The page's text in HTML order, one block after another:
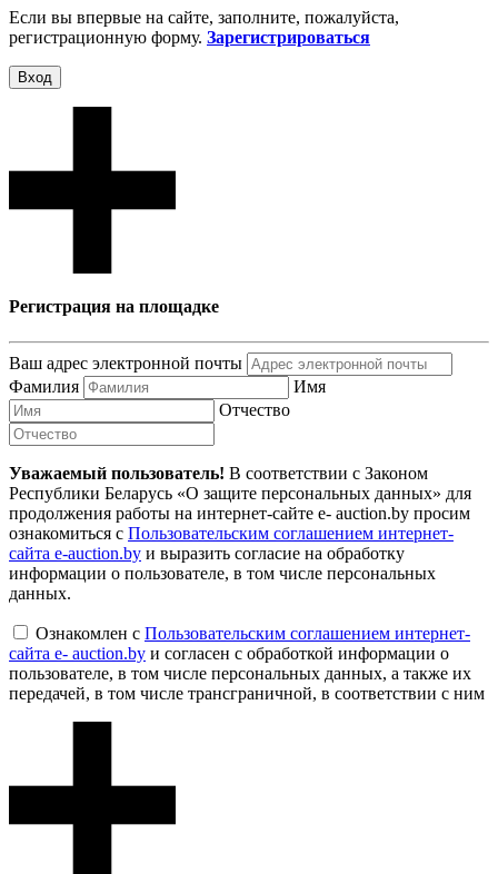
Если вы впервые на сайте, заполните, пожалуйста,
регистрационную форму. Зарегистрироваться
Вход
Регистрация на площадке
Ваш адрес электронной почты
Фамилия
Имя
Отчество
Уважаемый пользователь! В соответствии с Законом
Республики Беларусь «О защите персональных данных» для
продолжения работы на интернет-сайте e- auction.by просим
ознакомиться с Пользовательским соглашением интернет-
сайта e-auction.by и выразить согласие на обработку
информации о пользователе, в том числе персональных
данных.
Ознакомлен с Пользовательским соглашением интернет-
сайта e- auction.by и согласен с обработкой информации о
пользователе, в том числе персональных данных, а также их
передачей, в том числе трансграничной, в соответствии с ним